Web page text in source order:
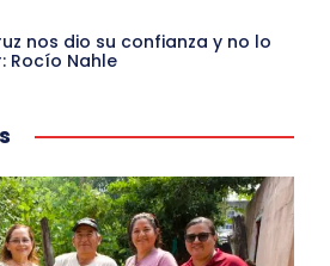
nos dio su confianza y no lo
Rocío Nahle